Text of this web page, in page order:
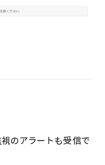
のアラートも受信で